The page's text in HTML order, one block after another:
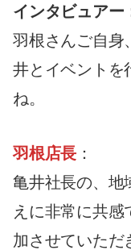
インタビュアー
羽根さんご自身
井とイベントを
ね。
羽根店長 ：
亀井社長の、地
えに非常に共
加させていただ